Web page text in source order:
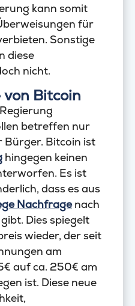
kann somit
für
Sonstige
diese
nicht.
von Bitcoin
betreffen nur
Bürger. Bitcoin ist
hingegen keinen
Es ist
dass es aus
Nachfragenach
Dies spiegelt
wieder, der seit
am
auf ca. 250€ am
ist. Diese neue